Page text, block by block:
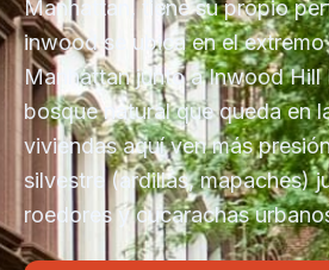
Manhattan, tiene su propio
inwood se ubica en el
Manhattan junto a Inwood
bosque natural que queda en
viviendas aquí ven más
silvestre (ardillas, mapaches)
roedores y cucarachas